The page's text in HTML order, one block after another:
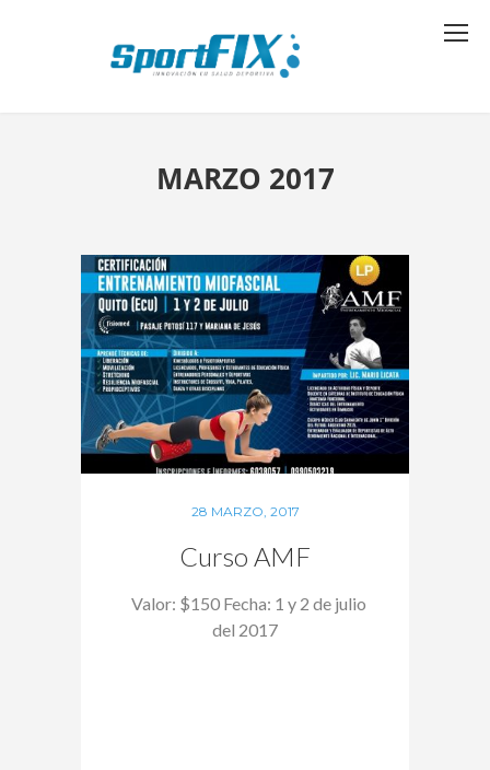
MARZO 2017
28 MARZO, 2017
Curso AMF
Valor: $150 Fecha: 1 y 2 de julio
del 2017